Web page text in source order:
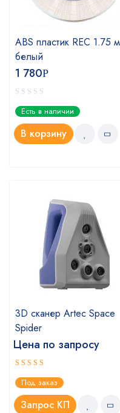
ABS пластик REC 1.75
белый
1 780Р
Есть в наличии
В корзину
3D сканер Artec Space
Spider
Цена по запросу
Оценка
5.00из 5
Под заказ
Запрос КП